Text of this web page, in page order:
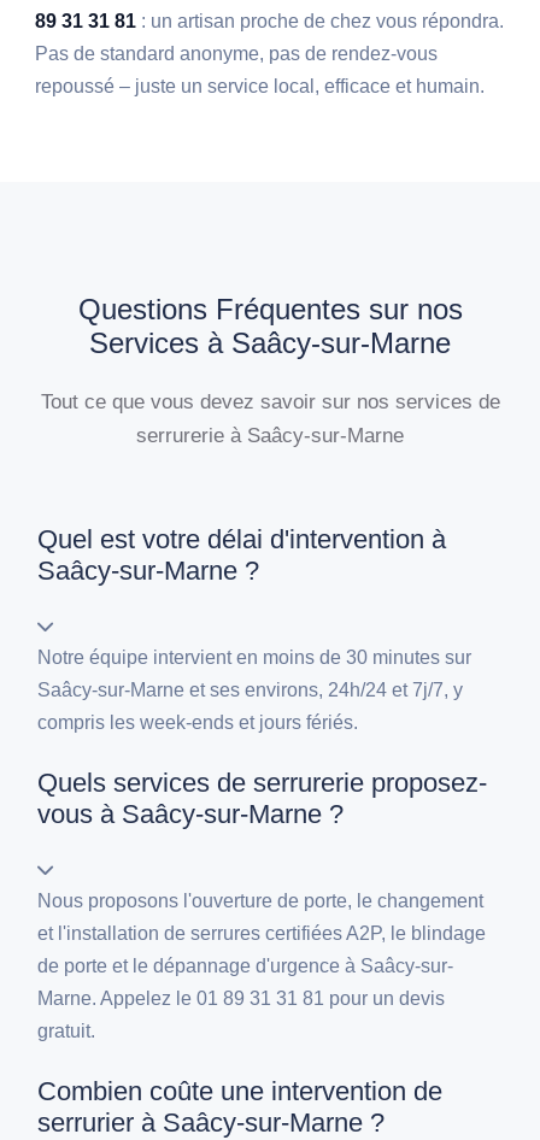
89 31 31 81 : un artisan proche de chez vous répondra.
Pas de standard anonyme, pas de rendez-vous
repoussé – juste un service local, efficace et humain.
Questions Fréquentes sur nos
Services à Saâcy-sur-Marne
Tout ce que vous devez savoir sur nos services de
serrurerie à Saâcy-sur-Marne
Quel est votre délai d'intervention à
Saâcy-sur-Marne ?
Notre équipe intervient en moins de 30 minutes sur
Saâcy-sur-Marne et ses environs, 24h/24 et 7j/7, y
compris les week-ends et jours fériés.
Quels services de serrurerie proposez-
vous à Saâcy-sur-Marne ?
Nous proposons l'ouverture de porte, le changement
et l'installation de serrures certifiées A2P, le blindage
de porte et le dépannage d'urgence à Saâcy-sur-
Marne. Appelez le 01 89 31 31 81 pour un devis
gratuit.
Combien coûte une intervention de
serrurier à Saâcy-sur-Marne ?